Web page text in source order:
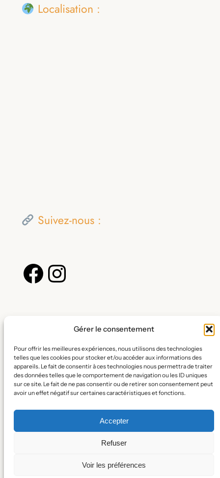
Gérer le consentement
Pour offrir les meilleures expériences, nous utilisons des technologies
telles que les cookies pour stocker et/ou accéder aux informations des
appareils. Le fait de consentir à ces technologies nous permettra de traiter
des données telles que le comportement de navigation ou les ID uniques
sur ce site. Le fait de ne pas consentir ou de retirer son consentement peut
avoir un effet négatif sur certaines caractéristiques et fonctions.
Accepter
Refuser
Voir les préférences
Localisation :
Suivez-nous :
Facebook
Instagram
Pour une école citoyenne et solidaire.
Confidentialité
Politique de confidentialité
Conditions générales
Nous contacter
Calandreta del pais sud Tolosan 2026